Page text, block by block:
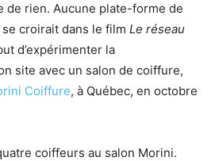
de rien. Aucune plate-forme de
croirait dans le film Le réseau
d’expérimenter la
site avec un salon de coiffure,
Coiffure, à Québec, en octobre
coiffeurs au salon Morini.